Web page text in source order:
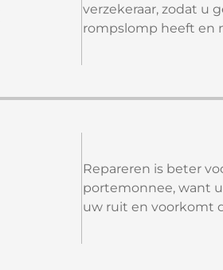
verzekeraar, zodat u
rompslomp heeft en
Repareren is beter
portemonnee, want
uw ruit en voorkomt